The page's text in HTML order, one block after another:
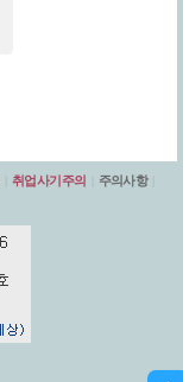
취업사기주의 주의사항